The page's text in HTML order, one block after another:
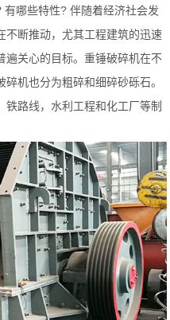
哪些特性? 伴随着经济社会发
不断推动，尤其工程建筑的迅速
遍关心的目标。重锤破碎机在不
机也分为粗碎和细碎砂砾石。
路线，水利工程和化工厂等制